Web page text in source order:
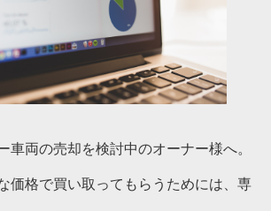
車両の売却を検討中のオーナー様へ。
価格で買い取ってもらうためには、専